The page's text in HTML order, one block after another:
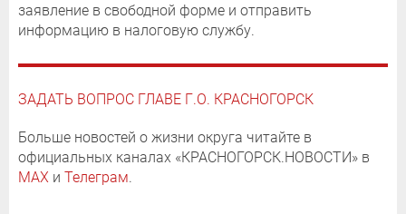
заявление в свободной форме и отправить
информацию в налоговую службу.
ЗАДАТЬ ВОПРОС ГЛАВЕ Г.О. КРАСНОГОРСК
Больше новостей о жизни округа читайте в
официальных каналах «КРАСНОГОРСК.НОВОСТИ» в
MAX и Телеграм.